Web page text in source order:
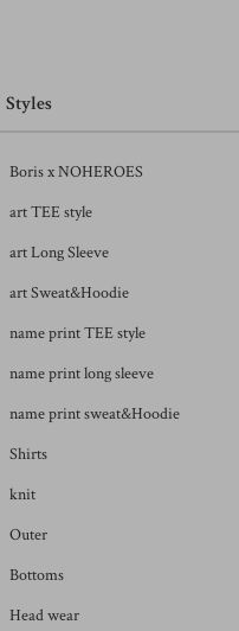
Styles
Boris x NOHEROES
art TEE style
art Long Sleeve
art Sweat&Hoodie
name print TEE style
name print long sleeve
name print sweat&Hoodie
Shirts
knit
Outer
Bottoms
Head wear